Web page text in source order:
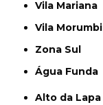
Vila Mariana
Vila Morumbi
Zona Sul
Água Funda
Alto da Lapa